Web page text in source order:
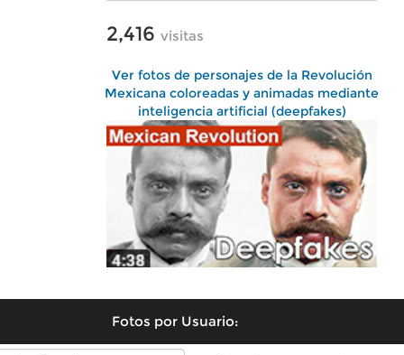
2,416 visitas
Ver fotos de personajes de la Revolución
Mexicana coloreadas y animadas mediante
inteligencia artificial (deepfakes)
Fotos por Usuario: